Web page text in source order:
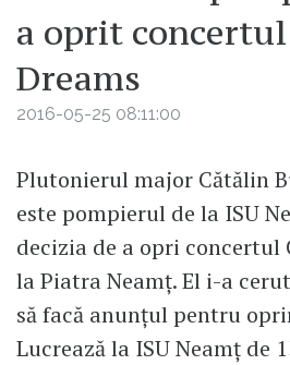
a oprit
Dreams
2016-05-25 08:11:00
Plutonierul major Cătălin
este pompierul de la ISU
decizia de a opri concertul
la Piatra Neamț. El i-a
să facă anunțul pentru
Lucrează la ISU Neamț de